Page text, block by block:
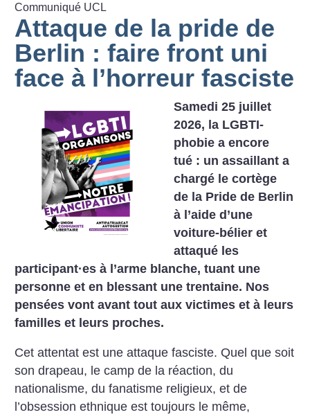
Communiqué UCL
Attaque de la pride de
Berlin : faire front uni
face à l’horreur fasciste
Samedi 25 juillet
2026, la LGBTI-
phobie a encore
tué : un assaillant a
chargé le cortège
de la Pride de Berlin
à l’aide d’une
voiture-bélier et
attaqué les
participant·es à l’arme blanche, tuant une
personne et en blessant une trentaine. Nos
pensées vont avant tout aux victimes et à leurs
familles et leurs proches.
Cet attentat est une attaque fasciste. Quel que soit
son drapeau, le camp de la réaction, du
nationalisme, du fanatisme religieux, et de
l’obsession ethnique est toujours le même,